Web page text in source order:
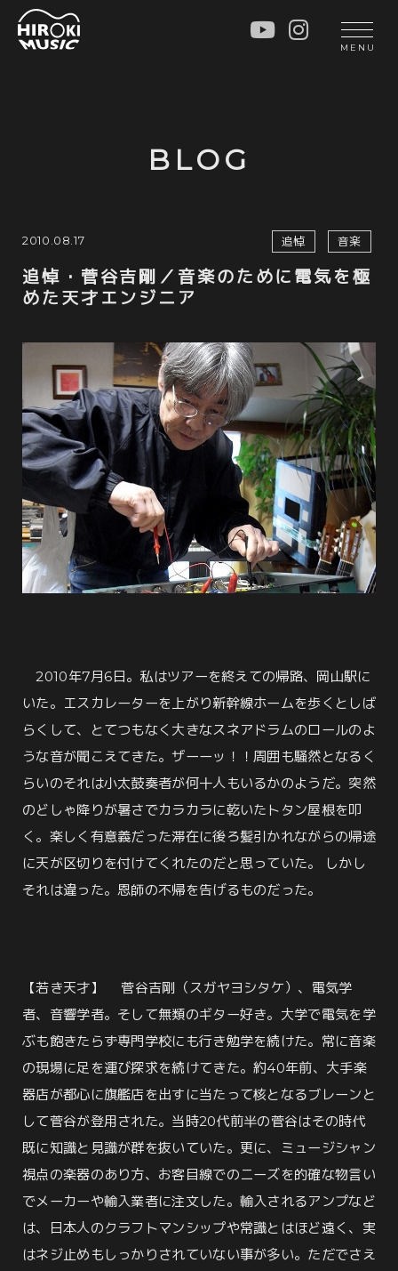
MENU
HOME
MUSIC
DISCOGRAPHY
VIDEOS
LIVE
WORKSHOP
CONTACT
BLOG
2010.08.17 追悼 音楽
追悼・菅谷吉剛／音楽のために電気を極
めた天才エンジニア
2010年7月6日。私はツアーを終えての帰路、岡山駅に
いた。エスカレーターを上がり新幹線ホームを歩くとしば
らくして、とてつもなく大きなスネアドラムのロールのよ
うな音が聞こえてきた。ザーーッ！！周囲も騒然となるく
らいのそれは小太鼓奏者が何十人もいるかのようだ。突然
のどしゃ降りが暑さでカラカラに乾いたトタン屋根を叩
く。楽しく有意義だった滞在に後ろ髪引かれながらの帰途
に天が区切りを付けてくれたのだと思っていた。 しかし
それは違った。恩師の不帰を告げるものだった。
【若き天才】 菅谷吉剛（スガヤヨシタケ）、電気学
者、音響学者。そして無類のギター好き。大学で電気を学
ぶも飽きたらず専門学校にも行き勉学を続けた。常に音楽
の現場に足を運び探求を続けてきた。約40年前、大手楽
器店が都心に旗艦店を出すに当たって核となるブレーンと
して菅谷が登用された。当時20代前半の菅谷はその時代
既に知識と見識が群を抜いていた。更に、ミュージシャン
視点の楽器のあり方、お客目線でのニーズを的確な物言い
でメーカーや輸入業者に注文した。輸入されるアンプなど
は、日本人のクラフトマンシップや常識とはほど遠く、実
はネジ止めもしっかりされていない事が多い。ただでさえ